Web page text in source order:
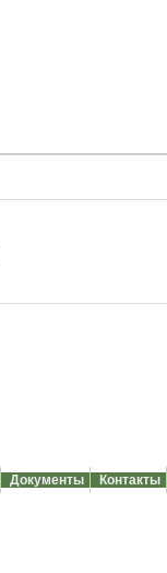
Документы Контакты